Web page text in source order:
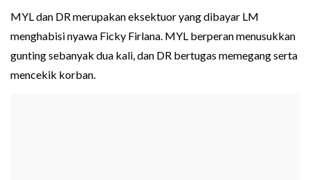
MYL dan DR merupakan eksektuor yang dibayar LM
menghabisi nyawa Ficky Firlana. MYL berperan menusukkan
gunting sebanyak dua kali, dan DR bertugas memegang serta
mencekik korban.